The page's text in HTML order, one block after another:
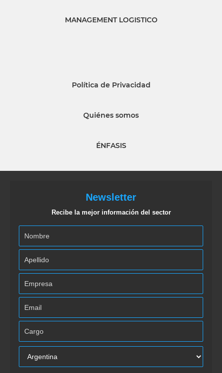
MANAGEMENT LOGISTICO
Política de Privacidad
Quiénes somos
ÉNFASIS
Newsletter
Recibe la mejor información del sector